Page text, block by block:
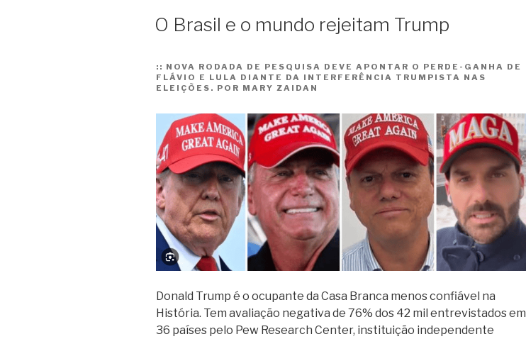
O Brasil e o mundo rejeitam Trump
:: NOVA RODADA DE PESQUISA DEVE APONTAR O PERDE-GANHA DE
FLÁVIO E LULA DIANTE DA INTERFERÊNCIA TRUMPISTA NAS
ELEIÇÕES. POR MARY ZAIDAN
Donald Trump é o ocupante da Casa Branca menos confiável na
História. Tem avaliação negativa de 76% dos 42 mil entrevistados em
36 países pelo Pew Research Center, instituição independente